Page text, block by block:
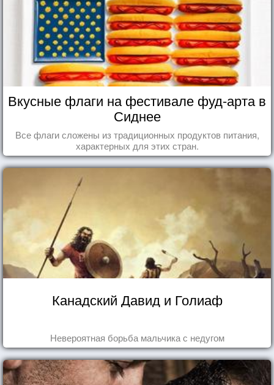
Вкусные флаги на фестивале фуд-арта в
Сиднее
Все флаги сложены из традиционных продуктов питания,
характерных для этих стран.
Канадский Давид и Голиаф
Невероятная борьба мальчика с недугом